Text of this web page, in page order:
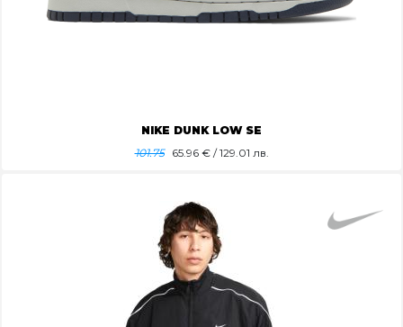
NIKE DUNK LOW SE
101.75
65.96€ / 129.01 лв.